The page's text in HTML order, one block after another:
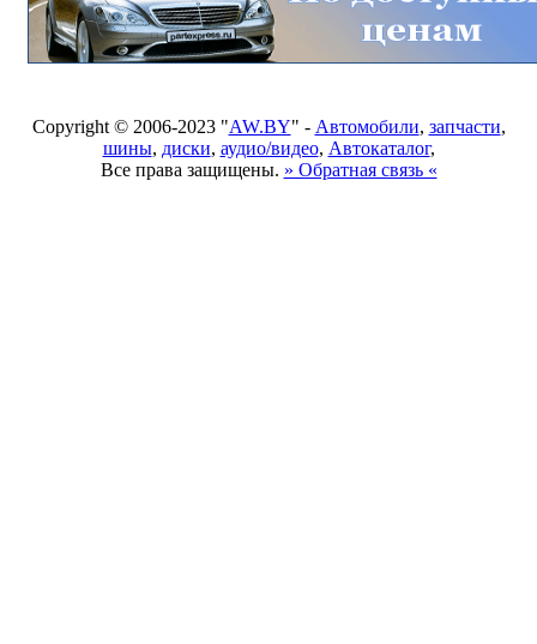
Copyright © 2006-2023 "AW.BY" - Автомобили, запчасти,
шины, диски, аудио/видео, Автокаталог,
Все права защищены. » Обратная связь «